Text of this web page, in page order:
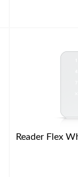
Reader Flex